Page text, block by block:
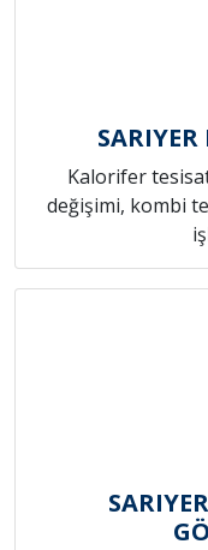
SARIYER
Kalorifer
değişimi, kombi